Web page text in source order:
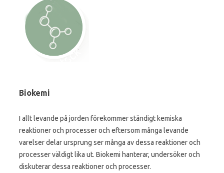
Biokemi
I allt levande på jorden förekommer ständigt kemiska
reaktioner och processer och eftersom många levande
varelser delar ursprung ser många av dessa reaktioner och
processer väldigt lika ut. Biokemi hanterar, undersöker och
diskuterar dessa reaktioner och processer.